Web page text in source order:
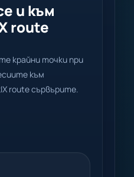
и към
route
крайни точки при
към
route сървърите.